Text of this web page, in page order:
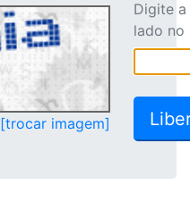
[trocar imagem]
Digite
lado no